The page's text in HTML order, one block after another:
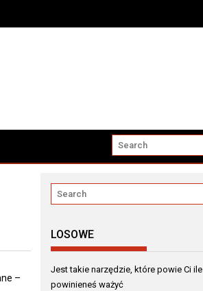
–
LOSOWE
Jest takie narzędzie, które powie Ci ile
powinieneś ważyć